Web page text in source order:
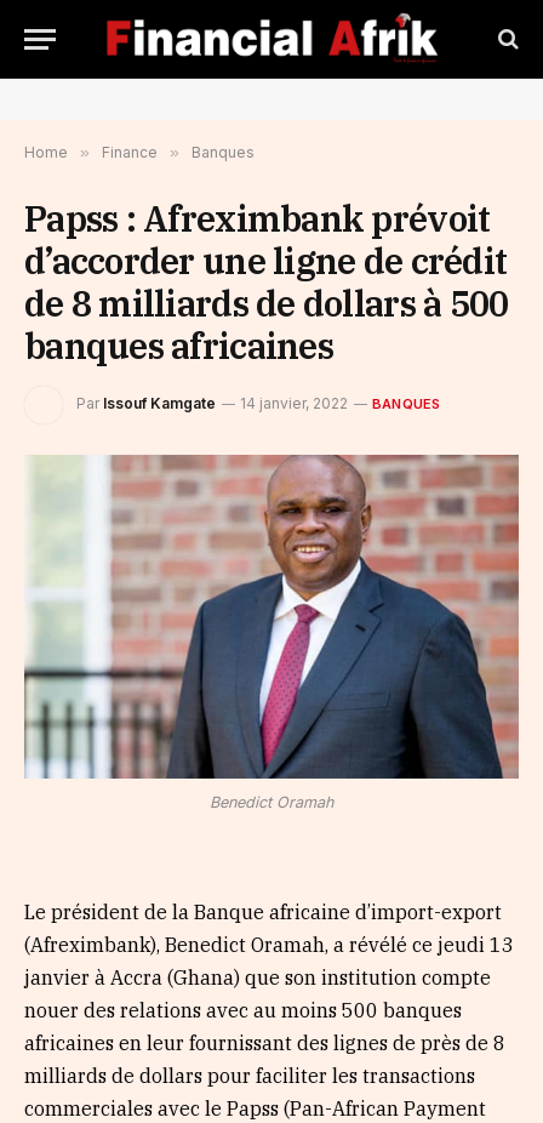
Home » Finance » Banques
Papss : Afreximbank prévoit
d’accorder une ligne de crédit
de 8 milliards de dollars à 500
banques africaines
Par Issouf Kamgate 14 janvier, 2022 BANQUES
Benedict Oramah
Le président de la Banque africaine d’import-export
(Afreximbank), Benedict Oramah, a révélé ce jeudi 13
janvier à Accra (Ghana) que son institution compte
nouer des relations avec au moins 500 banques
africaines en leur fournissant des lignes de près de 8
milliards de dollars pour faciliter les transactions
commerciales avec le Papss (Pan-African Payment